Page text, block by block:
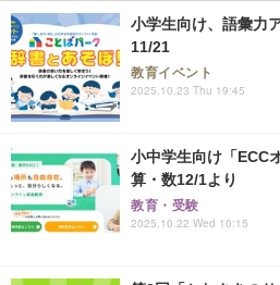
小学生向け、語彙力
11/21
教育イベント
2025.10.23 Thu 19:45
小中学生向け「ECC
算・数12/1より
教育・受験
2025.10.22 Wed 10:15